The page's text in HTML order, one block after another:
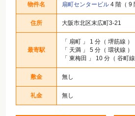
物件名 扇町センタービル 4 階（ 9
住所 大阪市北区末広町3-21
最寄駅
「 扇町 」 1 分（ 堺筋線 ）
「 天満 」 5 分（ 環状線 ）
「 東梅田 」 10 分（ 谷町線
敷金 無し
礼金 無し